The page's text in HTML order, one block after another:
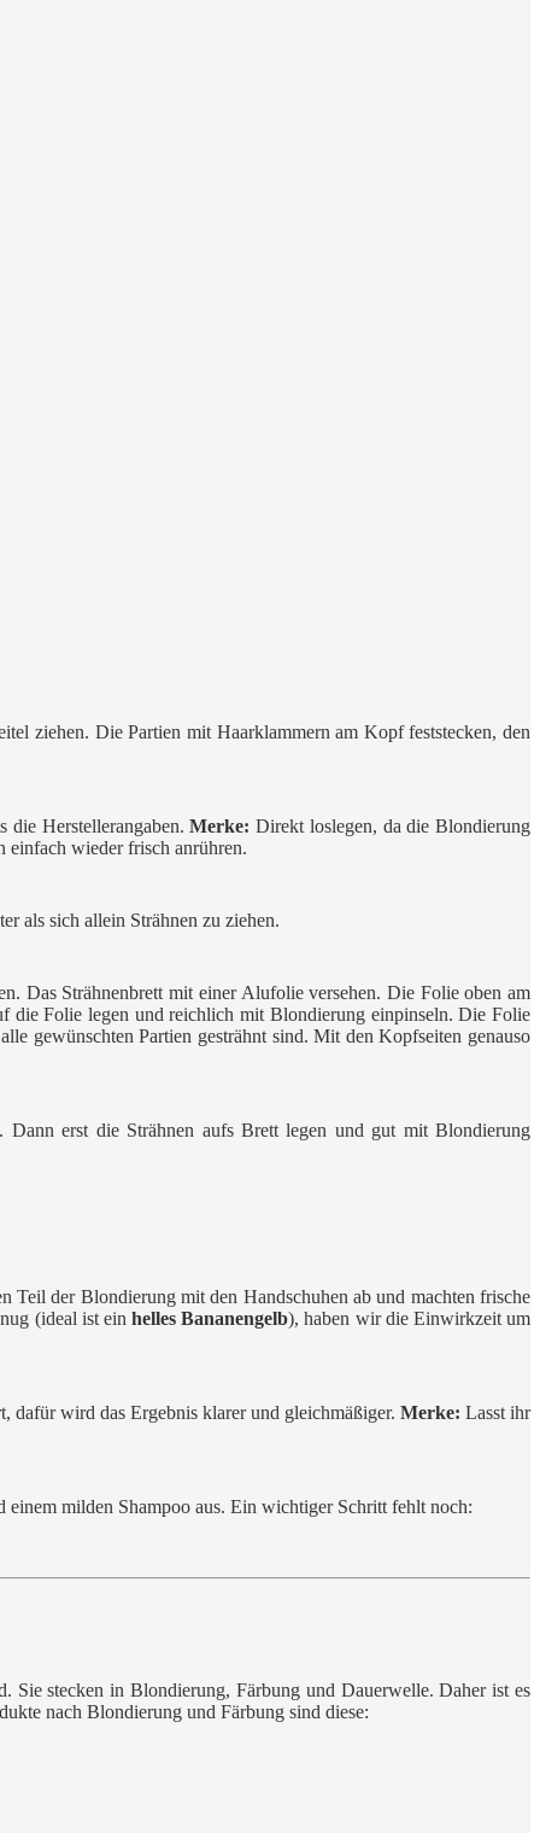
ziehen. Die Partien mit Haarklammern am Kopf feststecken, den
die Herstellerangaben.Merke: Direkt loslegen, da die Blondierung
wieder frisch anrühren.
als sich allein Strähnen zu ziehen.
Das Strähnenbrett mit einer Alufolie versehen. Die Folie oben am
die Folie legen und reichlich mit Blondierung einpinseln. Die Folie
gewünschten Partien gesträhnt sind. Mit den Kopfseiten genauso
erst die Strähnen aufs Brett legen und gut mit Blondierung
der Blondierung mit den Handschuhen ab und machten frische
(ideal ist ein helles Bananengelb), haben wir die Einwirkzeit um
dafür wird das Ergebnis klarer und gleichmäßiger. Merke: Lasst ihr
milden Shampoo aus. Ein wichtiger Schritt fehlt noch:
Sie stecken in Blondierung, Färbung und Dauerwelle. Daher ist es
nach Blondierung und Färbung sind diese: